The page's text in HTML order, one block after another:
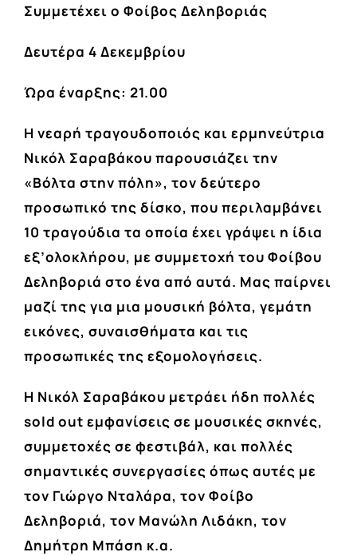
Συμμετέχει ο Φοίβος Δεληβοριάς
Δευτέρα 4 Δεκεμβρίου
Ώρα έναρξης: 21.00
Η νεαρή τραγουδοποιός και ερμηνεύτρια
Νικόλ Σαραβάκου παρουσιάζει την
«Βόλτα στην πόλη», τον δεύτερο
προσωπικό της δίσκο, που περιλαμβάνει
10 τραγούδια τα οποία έχει γράψει η ίδια
εξ’ολοκλήρου, με συμμετοχή του Φοίβου
Δεληβοριά στο ένα από αυτά. Μας παίρνει
μαζί της για μια μουσική βόλτα, γεμάτη
εικόνες, συναισθήματα και τις
προσωπικές της εξομολογήσεις.
Η Νικόλ Σαραβάκου μετράει ήδη πολλές
sold out εμφανίσεις σε μουσικές σκηνές,
συμμετοχές σε φεστιβάλ, και πολλές
σημαντικές συνεργασίες όπως αυτές με
τον Γιώργο Νταλάρα, τον Φοίβο
Δεληβοριά, τον Μανώλη Λιδάκη, τον
Δημήτρη Μπάση κ.α.